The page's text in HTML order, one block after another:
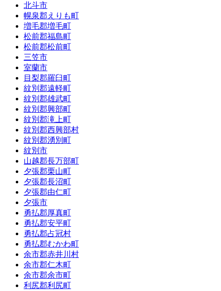
北斗市
幌泉郡えりも町
増毛郡増毛町
松前郡福島町
松前郡松前町
三笠市
室蘭市
目梨郡羅臼町
紋別郡遠軽町
紋別郡雄武町
紋別郡興部町
紋別郡滝上町
紋別郡西興部村
紋別郡湧別町
紋別市
山越郡長万部町
夕張郡栗山町
夕張郡長沼町
夕張郡由仁町
夕張市
勇払郡厚真町
勇払郡安平町
勇払郡占冠村
勇払郡むかわ町
余市郡赤井川村
余市郡仁木町
余市郡余市町
利尻郡利尻町